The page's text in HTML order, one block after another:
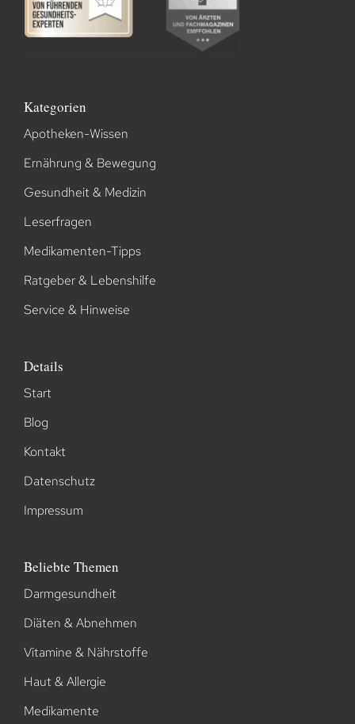
Kategorien
Apotheken-Wissen
Ernährung & Bewegung
Gesundheit & Medizin
Leserfragen
Medikamenten-Tipps
Ratgeber & Lebenshilfe
Service & Hinweise
Details
Start
Blog
Kontakt
Datenschutz
Impressum
Beliebte Themen
Darmgesundheit
Diäten & Abnehmen
Vitamine & Nährstoffe
Haut & Allergie
Medikamente